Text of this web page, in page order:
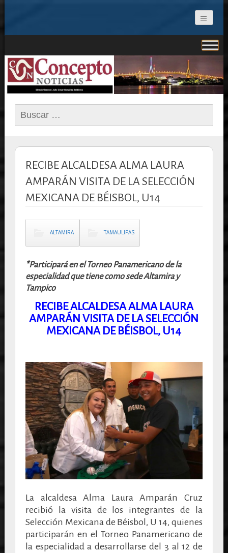
CONCEPTO NOTICIAS
Buscar:
RECIBE ALCALDESA ALMA LAURA
AMPARÁN VISITA DE LA SELECCIÓN
MEXICANA DE BÉISBOL, U14
ALTAMIRA TAMAULIPAS
*Participará en el Torneo Panamericano de la
especialidad que tiene como sede Altamira y
Tampico
RECIBE ALCALDESA ALMA LAURA
AMPARÁN VISITA DE LA SELECCIÓN
MEXICANA DE BÉISBOL, U14
La alcaldesa Alma Laura Amparán Cruz
recibió la visita de los integrantes de la
Selección Mexicana de Béisbol, U 14, quienes
participarán en el Torneo Panamericano de
la especialidad a desarrollarse del 3 al 12 de